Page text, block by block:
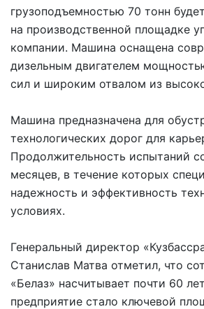
грузоподъемностью 70 тонн
на производственной площадке
компании. Машина оснащена
дизельным двигателем
сил и широким отвалом из
Машина предназначена для
технологических дорог для
Продолжительность испытаний
месяцев, в течение которых
надежность и эффективность
условиях.
Генеральный директор
Станислав Матва отметил, что
«Белаз» насчитывает почти 60
предприятие стало ключевой